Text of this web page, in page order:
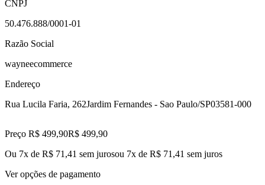
CNPJ
50.476.888/0001-01
Razão Social
wayneecommerce
Endereço
Rua Lucila Faria, 262Jardim Fernandes - Sao Paulo/SP03581-000
Preço R$ 499,90R$ 499,90
Ou 7x de R$ 71,41 sem jurosou 7x de R$ 71,41 sem juros
Ver opções de pagamento